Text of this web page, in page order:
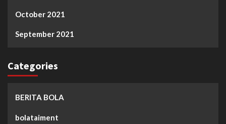
October 2021
September 2021
Categories
BERITA BOLA
bolataiment